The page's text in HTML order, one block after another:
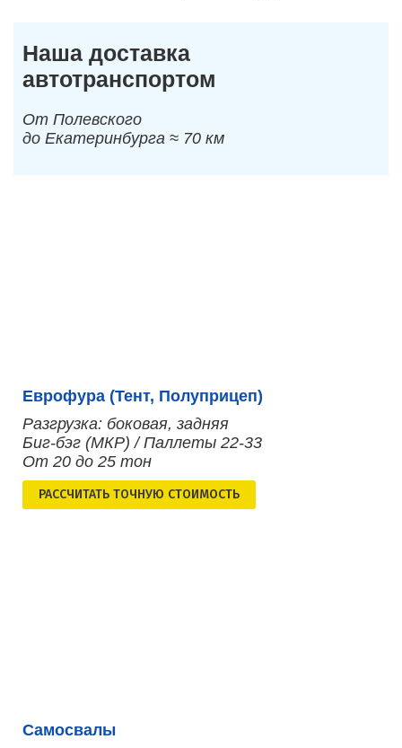
Наша доставка
автотранспортом
От Полевского
до Екатеринбурга ≈ 70 км
Еврофура (Тент, Полуприцеп)
Разгрузка: боковая, задняя
Биг-бэг (МКР) / Паллеты 22-33
От 20 до 25 тон
РАСCЧИТАТЬ ТОЧНУЮ СТОИМОСТЬ
Самосвалы